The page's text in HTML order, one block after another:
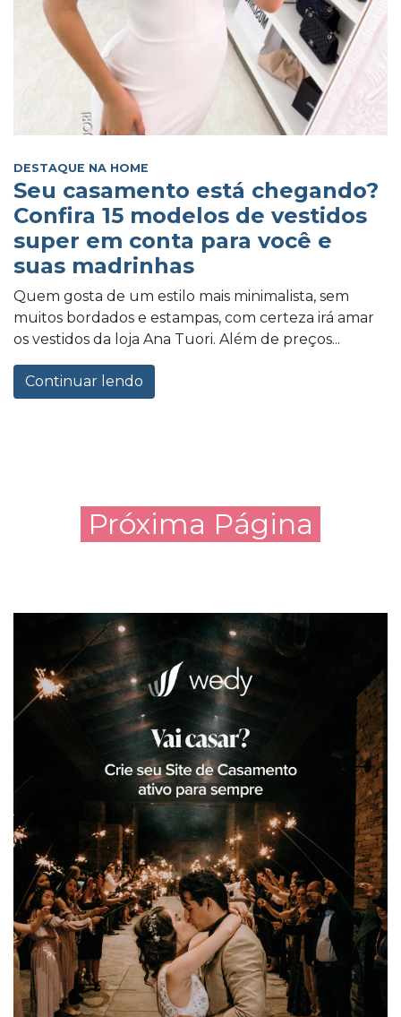
DESTAQUE NA HOME
Seu casamento está chegando?
Confira 15 modelos de vestidos
super em conta para você e
suas madrinhas
Quem gosta de um estilo mais minimalista, sem
muitos bordados e estampas, com certeza irá amar
os vestidos da loja Ana Tuori. Além de preços...
Continuar lendo
Próxima Página